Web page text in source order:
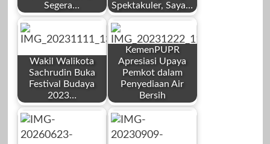
Segera…
by
Redaksi
Mei 3, 2024
Spektakuler, Saya…
by
Redaksi
Mei 21, 2024
Wakil Walikota
Sachrudin Buka
Festival Budaya
2023…
by
Redaksi
KemenPUPR
Apresiasi Upaya
Pemkot dalam
Penyediaan Air
Bersih
by
Redaksi